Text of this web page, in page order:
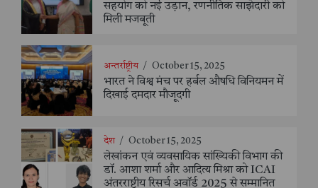
सहयोग को नई उड़ान, रणनीतिक साझेदारी को
मिली मजबूती
अन्तर्राष्ट्रीय / October 15, 2025
भारत ने विश्व मंच पर हर्बल औषधि विनियमन में
दिखाई दमदार मौजूदगी
देश / October 15, 2025
लेखांकन एवं व्यवसायिक सांख्यिकी विभाग की
डॉ. आशा शर्मा और आदित्य मिश्रा को ICAI
अंतरराष्ट्रीय रिसर्च अवॉर्ड 2025 से सम्मानित